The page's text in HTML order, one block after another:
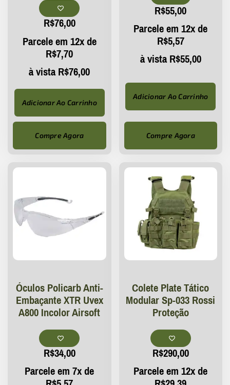
R$76,00
Parcele em 12x de
R$7,70
à vistaR$76,00
Adicionar Ao Carrinho
Compre Agora
R$55,00
Parcele em 12x de
R$5,57
à vistaR$55,00
Adicionar Ao Carrinho
Compre Agora
Óculos Policarb Anti-
Embaçante XTR Uvex
A800 Incolor Airsoft
R$34,00
Parcele em 7x de
Colete Plate Tático
Modular Sp-033 Rossi
Proteção
R$290,00
Parcele em 12x de